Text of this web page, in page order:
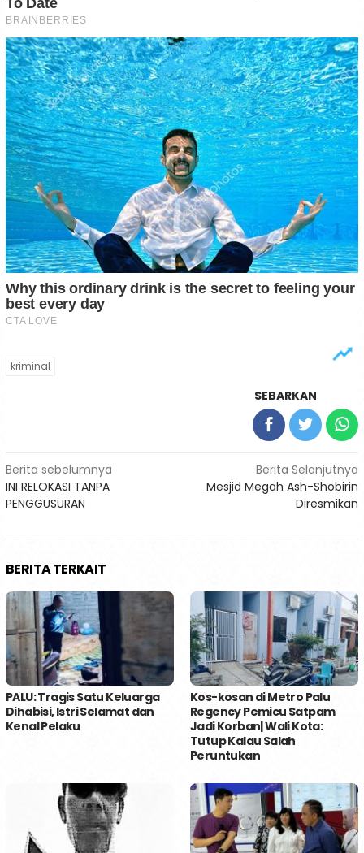
kriminal
SEBARKAN
Navigasi
pos
Berita sebelumnya
INI RELOKASI TANPA
PENGGUSURAN
Berita Selanjutnya
Mesjid Megah Ash-Shobirin
Diresmikan
BERITA TERKAIT
PALU: Tragis Satu Keluarga
Dihabisi, Istri Selamat dan
Kenal Pelaku
Kos-kosan di Metro Palu
Regency Pemicu Satpam
Jadi Korban| Wali Kota:
Tutup Kalau Salah
Peruntukan